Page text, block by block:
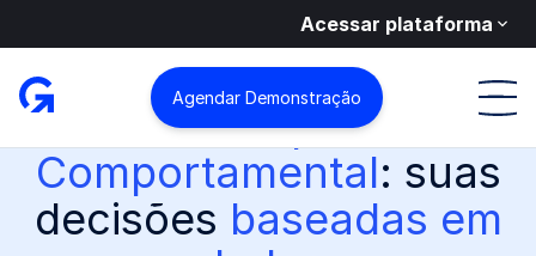
Acessar plataforma
Agendar Demonstração
Teste deMapeamento
Comportamental: suas
decisões baseadas em